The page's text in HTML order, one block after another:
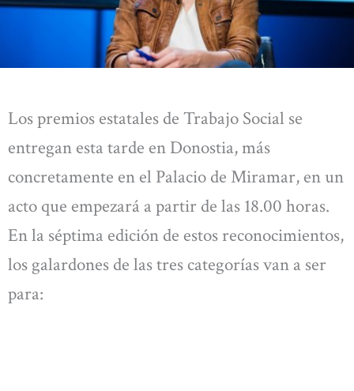
Los premios estatales de Trabajo Social se
entregan esta tarde en Donostia, más
concretamente en el Palacio de Miramar, en un
acto que empezará a partir de las 18.00 horas.
En la séptima edición de estos reconocimientos,
los galardones de las tres categorías van a ser
para: